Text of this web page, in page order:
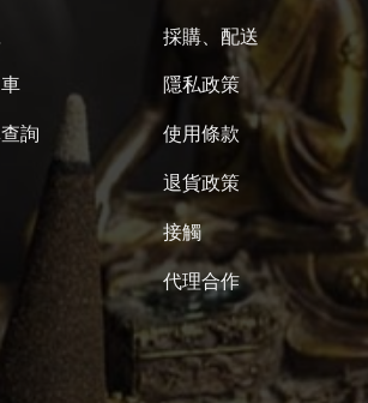
詢
採購、配送
隱私政策
使用條款
退貨政策
接觸
代理合作